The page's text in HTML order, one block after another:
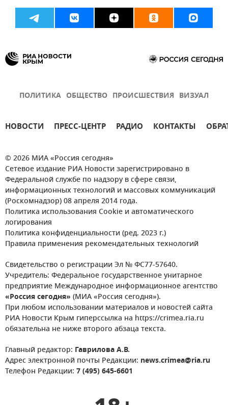
ПОЛИТИКА ОБЩЕСТВО ПРОИСШЕСТВИЯ ВИЗУАЛ
НОВОСТИ ПРЕСС-ЦЕНТР РАДИО КОНТАКТЫ
© 2026 МИА «Россия сегодня»
Сетевое издание РИА Новости зарегистрировано в
Федеральной службе по надзору в сфере связи,
информационных технологий и массовых коммуникаций
(Роскомнадзор) 08 апреля 2014 года.
Политика использования Cookie и автоматического
логирования
Политика конфиденциальности (ред. 2023 г.)
Правила применения рекомендательных технологий
Свидетельство о регистрации Эл № ФС77-57640.
Учредитель: Федеральное государственное унитарное
предприятие Международное информационное агентство
«Россия сегодня» (МИА «Россия сегодня»).
При любом использовании материалов и новостей сайта
РИА Новости Крым гиперссылка на https://crimea.ria.ru
обязательна не ниже второго абзаца текста.
Главный редактор: Гаврилова А.В.
Адрес электронной почты Редакции: news.crimea@ria.ru
Телефон Редакции: 7 (495) 645-6601